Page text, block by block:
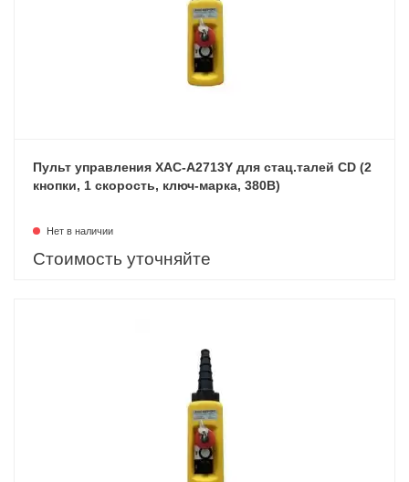
Пульт управления XAC-A2713Y для стац.талей CD (2
кнопки, 1 скорость, ключ-марка, 380В)
Нет в наличии
Стоимость уточняйте